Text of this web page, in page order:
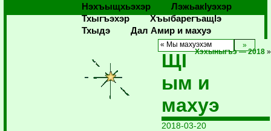
Нэхъыщхьэхэр
Лэжьакlуэхэр
Тхыгъэхэр
Хъыбарегъащlэ
Тхыдэ
Дал Амир и махуэ
« Мы махуэхэм
Хэхыныгъэ — 2018 »
ЩI
ым и
махуэ
2018-03-20